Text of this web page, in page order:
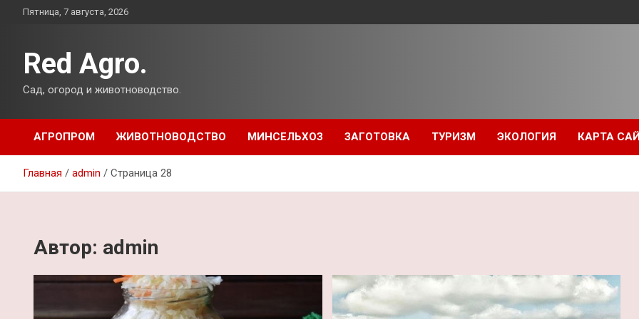
ПерейтиПятница, 7 августа, 2026
Red Agro.
Сад, огород и животноводство.
АГРОПРОМ ЖИВОТНОВОДСТВО МИНСЕЛЬХОЗ ЗАГОТОВКА ТУРИЗМ ЭКОЛОГИЯ КАРТА
Главная admin Страница 28
Автор: admin